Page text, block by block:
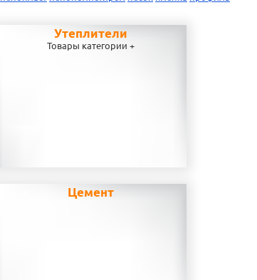
Утеплители
Товары категории +
Цемент